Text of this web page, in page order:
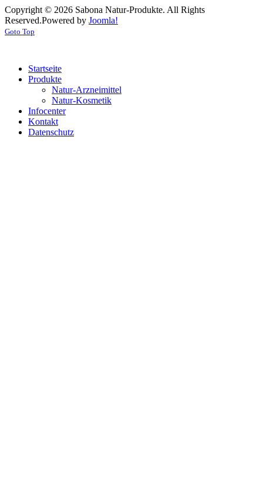
Copyright © 2026 Sabona Natur-Produkte. All Rights
Reserved.Powered by Joomla!
Goto Top
Startseite
Produkte
Natur-Arzneimittel
Natur-Kosmetik
Infocenter
Kontakt
Datenschutz